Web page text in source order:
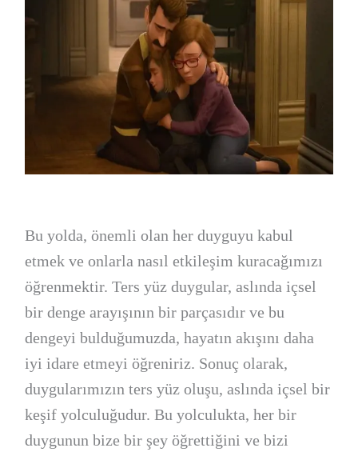
Bu yolda, önemli olan her duyguyu kabul
etmek ve onlarla nasıl etkileşim kuracağımızı
öğrenmektir. Ters yüz duygular, aslında içsel
bir denge arayışının bir parçasıdır ve bu
dengeyi bulduğumuzda, hayatın akışını daha
iyi idare etmeyi öğreniriz. Sonuç olarak,
duygularımızın ters yüz oluşu, aslında içsel bir
keşif yolculuğudur. Bu yolculukta, her bir
duygunun bize bir şey öğrettiğini ve bizi